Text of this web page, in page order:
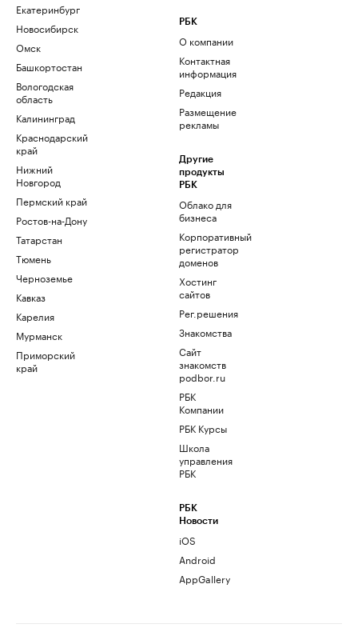
Екатеринбург
Новосибирск
Омск
Башкортостан
Вологодская
область
Калининград
Краснодарский
край
Нижний
Новгород
Пермский край
Ростов-на-Дону
Татарстан
Тюмень
Черноземье
Кавказ
Карелия
Мурманск
Приморский
край
РБК
О компании
Контактная
информация
Редакция
Размещение
рекламы
Другие
продукты
РБК
Облако для
бизнеса
Корпоративный
регистратор
доменов
Хостинг
сайтов
Рег.решения
Знакомства
Сайт
знакомств
podbor.ru
РБК
Компании
РБК Курсы
Школа
управления
РБК
РБК
Новости
iOS
Android
AppGallery